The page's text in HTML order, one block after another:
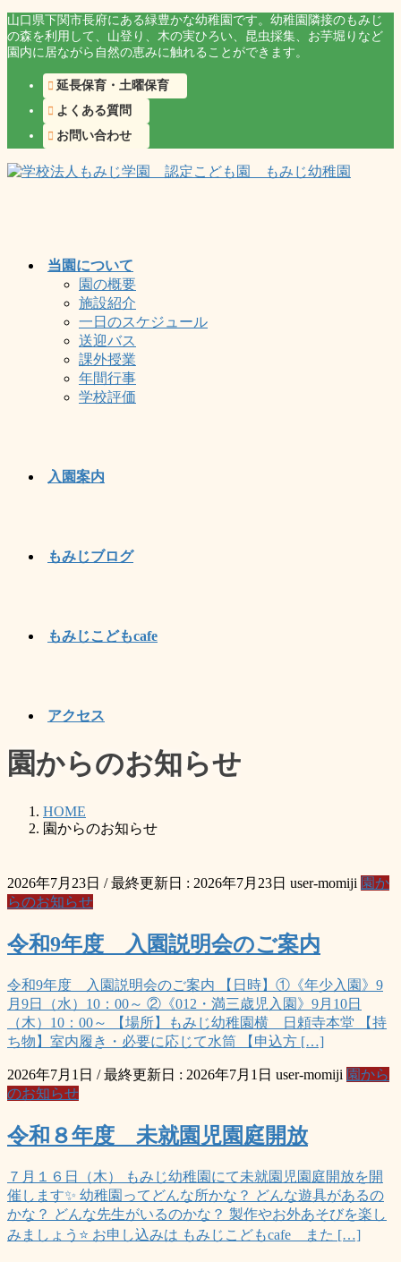
コ
ン
テ
動
ナ
ビ
ゲ
に
移
山口県下関市長府にある緑豊かな幼稚園です。幼稚園隣接のもみじ
の森を利用して、山登り、木の実ひろい、昆虫採集、お芋堀りなど
園内に居ながら自然の恵みに触れることができます。
延長保育・土曜保育
よくある質問
お問い合わせ
当園について
園の概要
施設紹介
一日のスケジュール
送迎バス
課外授業
年間行事
学校評価
入園案内
もみじブログ
もみじこどもcafe
アクセス
園からのお知らせ
HOME
園からのお知らせ
2026年7月23日 / 最終更新日 : 2026年7月23日 user-momiji 園か
らのお知らせ
令和9年度 入園説明会のご案内
令和9年度 入園説明会のご案内 【日時】①《年少入園》9
月9日（水）10：00～ ②《012・満三歳児入園》9月10日
（木）10：00～ 【場所】もみじ幼稚園横 日頼寺本堂 【持
ち物】室内履き・必要に応じて水筒 【申込方 […]
2026年7月1日 / 最終更新日 : 2026年7月1日 user-momiji 園から
のお知らせ
令和８年度 未就園児園庭開放
７月１６日（木） もみじ幼稚園にて未就園児園庭開放を開
催します✨ 幼稚園ってどんな所かな？ どんな遊具があるの
かな？ どんな先生がいるのかな？ 製作やお外あそびを楽し
みましょう⭐ お申し込みは もみじこどもcafe また […]